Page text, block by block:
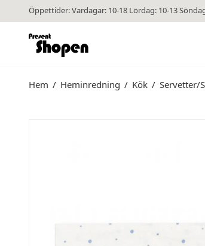
Öppettider: Vardagar: 10-18 Lördag: 10-13
Hem / Heminredning / Kök / Servetter/